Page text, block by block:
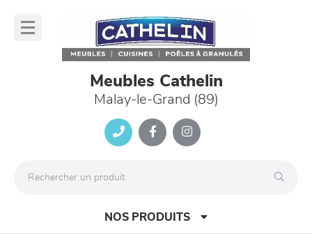
Meubles Cathelin
Malay-le-Grand (89)
NOS PRODUITS